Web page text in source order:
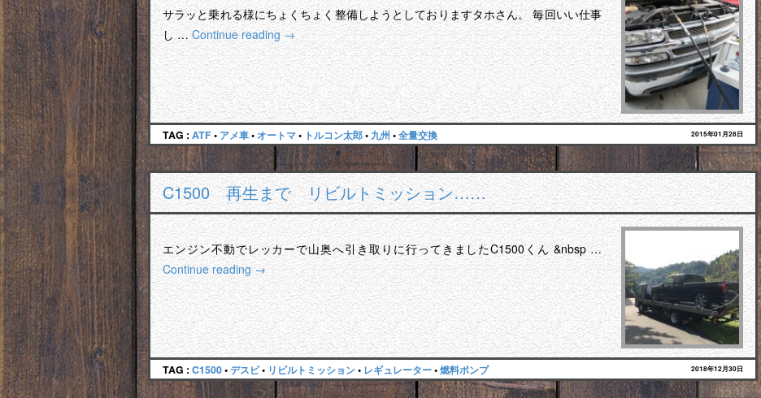
サラッと乗れる様にちょくちょく整備しようとしておりますタホさん。 毎回いい仕事
し …Continue reading→
TAG : ATF• アメ車• オートマ• トルコン太郎• 九州 •全量交換 2015年01月28日
C1500 再生まで リビルトミッション……
エンジン不動でレッカーで山奥へ引き取りに行ってきましたC1500くん &nbsp …
Continue reading→
TAG : C1500•デスビ• リビルトミッション• レギュレーター•燃料ポンプ 2018年12月30日